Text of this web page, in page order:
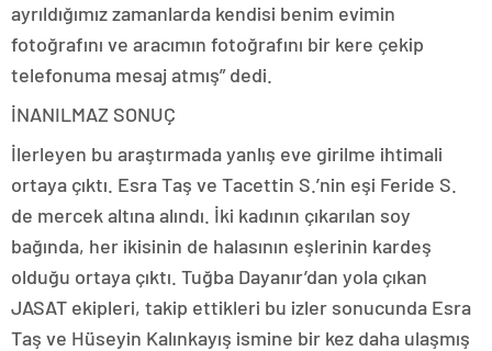
ayrıldığımız zamanlarda kendisi benim evimin
fotoğrafını ve aracımın fotoğrafını bir kere çekip
telefonuma mesaj atmış” dedi.
İNANILMAZ SONUÇ
İlerleyen bu araştırmada yanlış eve girilme ihtimali
ortaya çıktı. Esra Taş ve Tacettin S.’nin eşi Feride S.
de mercek altına alındı. İki kadının çıkarılan soy
bağında, her ikisinin de halasının eşlerinin kardeş
olduğu ortaya çıktı. Tuğba Dayanır’dan yola çıkan
JASAT ekipleri, takip ettikleri bu izler sonucunda Esra
Taş ve Hüseyin Kalınkayış ismine bir kez daha ulaşmış